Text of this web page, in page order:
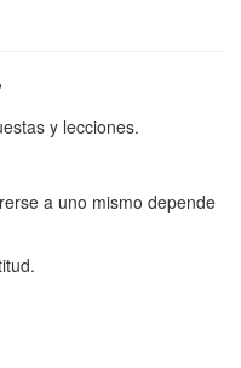
y lecciones.
a uno mismo depende